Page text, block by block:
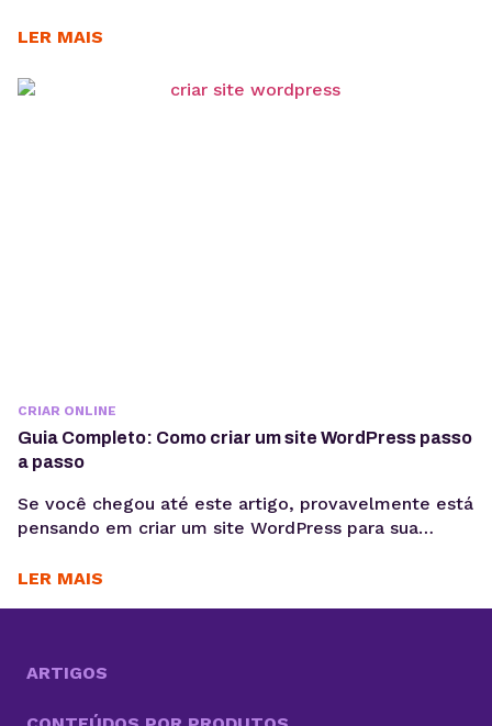
LER MAIS
CRIAR ONLINE
Guia Completo: Como criar um site WordPress passo
a passo
Se você chegou até este artigo, provavelmente está
pensando em criar um site WordPress para sua
qual for o objetivo, escolher WordPress como
sinônimo...
LER MAIS
ARTIGOS